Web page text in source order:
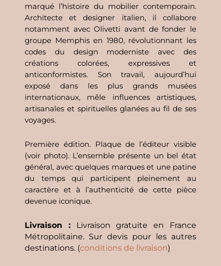
marqué l’histoire du mobilier contemporain.
Architecte et designer italien, il collabore
notamment avec Olivetti avant de fonder le
groupe Memphis en 1980, révolutionnant les
codes du design moderniste avec des
créations colorées, expressives et
anticonformistes. Son travail, aujourd’hui
exposé dans les plus grands musées
internationaux, mêle influences artistiques,
artisanales et spirituelles glanées au fil de ses
voyages.
Première édition. Plaque de l’éditeur visible
(voir photo). L’ensemble présente un bel état
général, avec quelques marques et une patine
du temps qui participent pleinement au
caractère et à l’authenticité de cette pièce
devenue iconique.
Livraison :Livraison gratuite en France
Métropolitaine. Sur devis pour les autres
destinations. (conditions de livraison)